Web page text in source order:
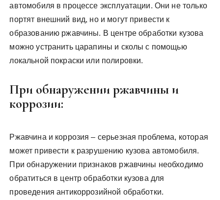
автомобиля в процессе эксплуатации. Они не только
портят внешний вид, но и могут привести к
образованию ржавчины. В центре обработки кузова
можно устранить царапины и сколы с помощью
локальной покраски или полировки.
При обнаружении ржавчины и
коррозии:
Ржавчина и коррозия – серьезная проблема, которая
может привести к разрушению кузова автомобиля.
При обнаружении признаков ржавчины необходимо
обратиться в центр обработки кузова для
проведения антикоррозийной обработки.